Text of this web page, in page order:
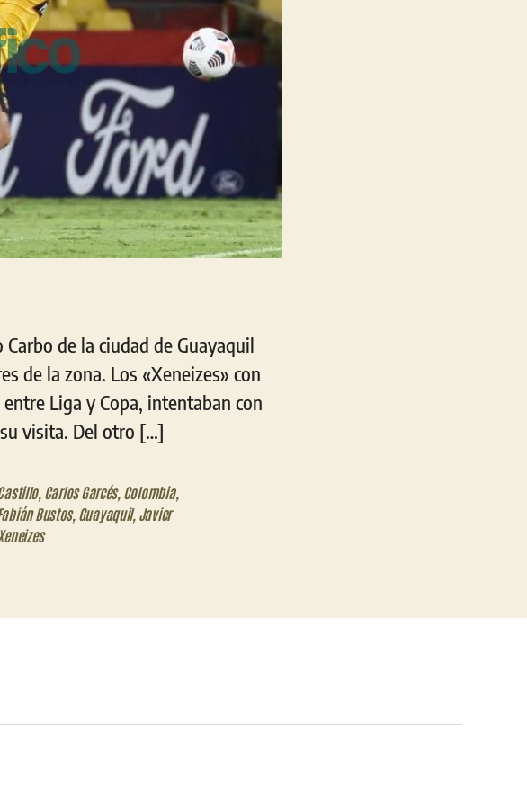
de la ciudad de Guayaquil
de la zona. Los «Xeneizes» con
Liga y Copa, intentaban con
visita. Del otro […]
, Carlos Garcés, Colombia,
Bustos, Guayaquil, Javier
Xeneizes